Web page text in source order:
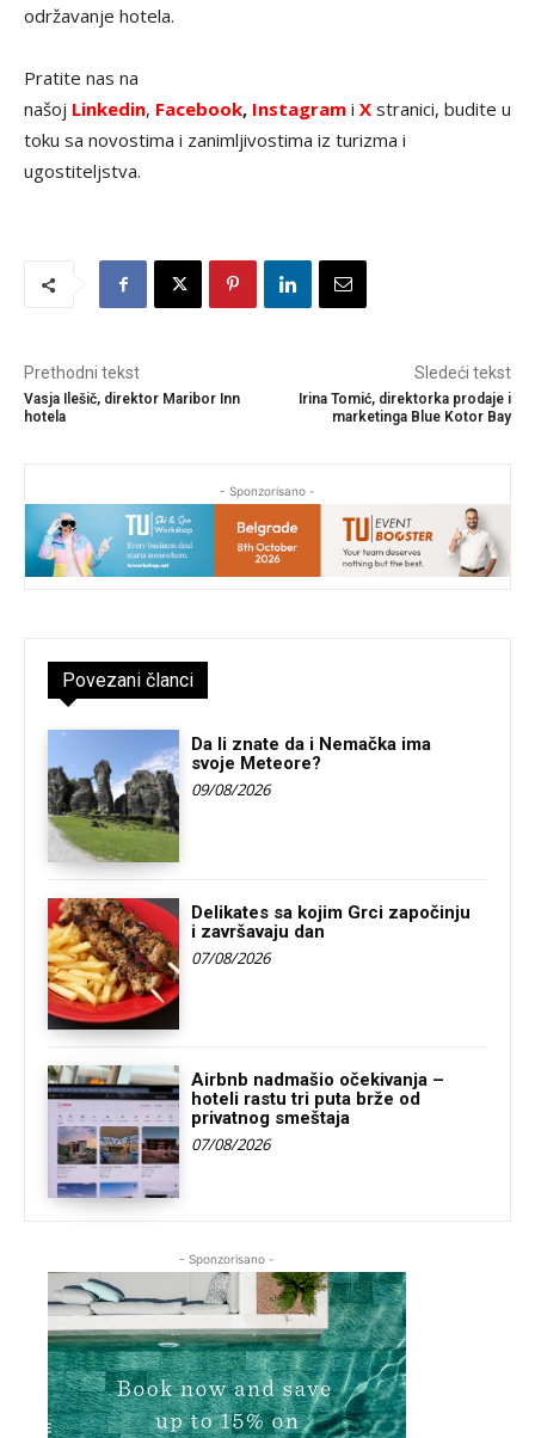
održavanje hotela.
Pratite nas na
našoj Linkedin, Facebook, Instagram i X stranici, budite u
toku sa novostima i zanimljivostima iz turizma i
ugostiteljstva.
Prethodni tekst
Vasja Ilešič, direktor Maribor Inn
hotela
Sledeći tekst
Irina Tomić, direktorka prodaje i
marketinga Blue Kotor Bay
- Sponzorisano -
Povezani članci
Da li znate da i Nemačka ima
svoje Meteore?
09/08/2026
Delikates sa kojim Grci započinju
i završavaju dan
07/08/2026
Airbnb nadmašio očekivanja –
hoteli rastu tri puta brže od
privatnog smeštaja
07/08/2026
- Sponzorisano -